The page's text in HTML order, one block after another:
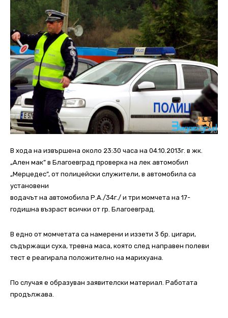
В хода на извършена около 23:30 часа на 04.10.2013г. в жк.
„Ален мак” в Благоевград проверка на лек автомобил
„Мерцедес”, от полицейски служители, в автомобила са
установени
водачът на автомобила Р.А./34г./ и три момчета на 17-
годишна възраст всички от гр. Благоевград.
В едно от момчетата са намерени и иззети 3 бр. цигари,
съдържащи суха, тревна маса, която след направен полеви
тест е реагирала положително на марихуана.
По случая е образуван заявителски материал. Работата
продължава.